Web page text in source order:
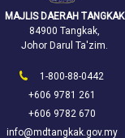
MAJLIS DAERAH TANGKAK
84900 Tangkak,
Johor Darul Ta'zim.
1-800-88-0442
+606 9781 261
+606 9782 670
info@mdtangkak.gov.my